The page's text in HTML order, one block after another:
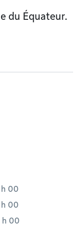
du Équateur.
h 00
h 00
h 00